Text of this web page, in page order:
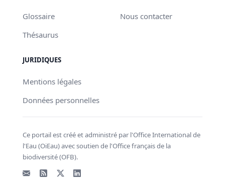
Glossaire
Thésaurus
Nous contacter
JURIDIQUES
Mentions légales
Données personnelles
Ce portail est créé et administré par l'Office International de
l'Eau (OiEau) avec soutien de l'Office français de la
biodiversité (OFB).